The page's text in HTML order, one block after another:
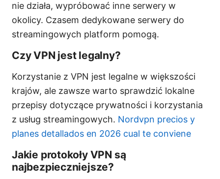
nie działa, wypróbować inne serwery w
okolicy. Czasem dedykowane serwery do
streamingowych platform pomogą.
Czy VPN jest legalny?
Korzystanie z VPN jest legalne w większości
krajów, ale zawsze warto sprawdzić lokalne
przepisy dotyczące prywatności i korzystania
z usług streamingowych. Nordvpn precios y
planes detallados en 2026 cual te conviene
Jakie protokoły VPN są
najbezpieczniejsze?